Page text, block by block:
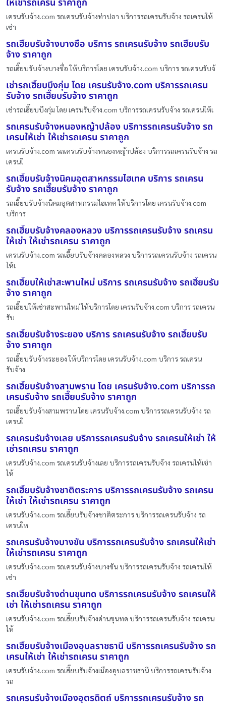
เครนรับจ้าง.com รถเครนรับจ้างท่าปลา บริการรถเครนรับจ้าง รถเครนให้
เช่า
รถเฮี๊ยบรับจ้างบางซื่อ บริการ รถเครนรับจ้าง รถเฮี๊ยบรับ
จ้าง ราคาถูก
รถเฮี๊ยบรับจ้างบางซื่อ ให้บริการโดย เครนรับจ้าง.com บริการ รถเครนรับจ้
เช่ารถเฮี๊ยบบึงกุ่ม โดย เครนรับจ้าง.com บริการรถเครน
รับจ้าง รถเฮี๊ยบรับจ้าง ราคาถูก
เช่ารถเฮี๊ยบบึงกุ่ม โดย เครนรับจ้าง.com บริการรถเครนรับจ้าง รถเครนให้เ
รถเครนรับจ้างหนองหญ้าปล้อง บริการรถเครนรับจ้าง รถ
เครนให้เช่า ให้เช่ารถเครน ราคาถูก
เครนรับจ้าง.com รถเครนรับจ้างหนองหญ้าปล้อง บริการรถเครนรับจ้าง รถ
เครนใ
รถเฮี๊ยบรับจ้างนิคมอุตสาหกรรมไฮเทค บริการ รถเครน
รับจ้าง รถเฮี๊ยบรับจ้าง ราคาถูก
รถเฮี๊ยบรับจ้างนิคมอุตสาหกรรมไฮเทค ให้บริการโดย เครนรับจ้าง.com
บริการ
รถเฮี๊ยบรับจ้างคลองหลวง บริการรถเครนรับจ้าง รถเครน
ให้เช่า ให้เช่ารถเครน ราคาถูก
เครนรับจ้าง.com รถเฮี๊ยบรับจ้างคลองหลวง บริการรถเครนรับจ้าง รถเครน
ให้เ
รถเฮี๊ยบให้เช่าสะพานใหม่ บริการ รถเครนรับจ้าง รถเฮี๊ยบรับ
จ้าง ราคาถูก
รถเฮี๊ยบให้เช่าสะพานใหม่ ให้บริการโดย เครนรับจ้าง.com บริการ รถเครน
รับ
รถเฮี๊ยบรับจ้างระยอง บริการ รถเครนรับจ้าง รถเฮี๊ยบรับ
จ้าง ราคาถูก
รถเฮี๊ยบรับจ้างระยอง ให้บริการโดย เครนรับจ้าง.com บริการ รถเครน
รับจ้าง
รถเฮี๊ยบรับจ้างสามพราน โดย เครนรับจ้าง.com บริการรถ
เครนรับจ้าง รถเฮี๊ยบรับจ้าง ราคาถูก
รถเฮี๊ยบรับจ้างสามพราน โดย เครนรับจ้าง.com บริการรถเครนรับจ้าง รถ
เครนใ
รถเครนรับจ้างเลย บริการรถเครนรับจ้าง รถเครนให้เช่า ให้
เช่ารถเครน ราคาถูก
เครนรับจ้าง.com รถเครนรับจ้างเลย บริการรถเครนรับจ้าง รถเครนให้เช่า
ให้
รถเฮี๊ยบรับจ้างชาติตระการ บริการรถเครนรับจ้าง รถเครน
ให้เช่า ให้เช่ารถเครน ราคาถูก
เครนรับจ้าง.com รถเฮี๊ยบรับจ้างชาติตระการ บริการรถเครนรับจ้าง รถ
เครนให
รถเครนรับจ้างบางขัน บริการรถเครนรับจ้าง รถเครนให้เช่า
ให้เช่ารถเครน ราคาถูก
เครนรับจ้าง.com รถเครนรับจ้างบางขัน บริการรถเครนรับจ้าง รถเครนให้
เช่า
รถเฮี๊ยบรับจ้างด่านขุนทด บริการรถเครนรับจ้าง รถเครนให้
เช่า ให้เช่ารถเครน ราคาถูก
เครนรับจ้าง.com รถเฮี๊ยบรับจ้างด่านขุนทด บริการรถเครนรับจ้าง รถเครน
ให้
รถเฮี๊ยบรับจ้างเมืองอุบลราชธานี บริการรถเครนรับจ้าง รถ
เครนให้เช่า ให้เช่ารถเครน ราคาถูก
เครนรับจ้าง.com รถเฮี๊ยบรับจ้างเมืองอุบลราชธานี บริการรถเครนรับจ้าง
รถ
รถเครนรับจ้างเมืองอุตรดิตถ์ บริการรถเครนรับจ้าง รถ